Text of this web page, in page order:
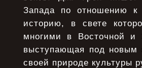
Запада по отношению к
историю, в свете
многими в Восточной и
выступающая под новым
своей природе культуры